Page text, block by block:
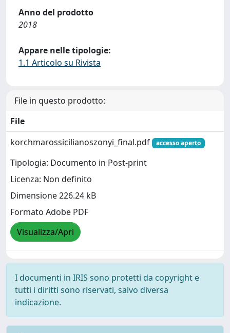
Anno del prodotto
2018
Appare nelle tipologie:
1.1 Articolo su Rivista
File in questo prodotto:
File
korchmarossicilianoszonyi_final.pdf
accesso aperto
Tipologia: Documento in Post-print
Licenza: Non definito
Dimensione 226.24 kB
Formato Adobe PDF
Visualizza/Apri
I documenti in IRIS sono protetti da copyright e
tutti i diritti sono riservati, salvo diversa
indicazione.